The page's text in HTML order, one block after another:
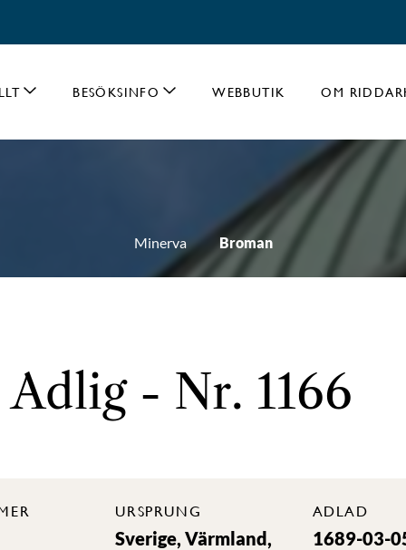
BESÖKSINFO WEBBUTIK OM
Minerva Broman
- Nr. 1166
URSPRUNG
Sverige, Värmland,
ADLAD
1689-03-